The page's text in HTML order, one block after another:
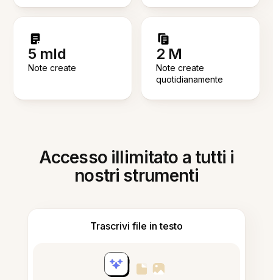
5 mld
Note create
2 M
Note create
quotidianamente
Accesso illimitato a tutti i
nostri strumenti
Trascrivi file in testo